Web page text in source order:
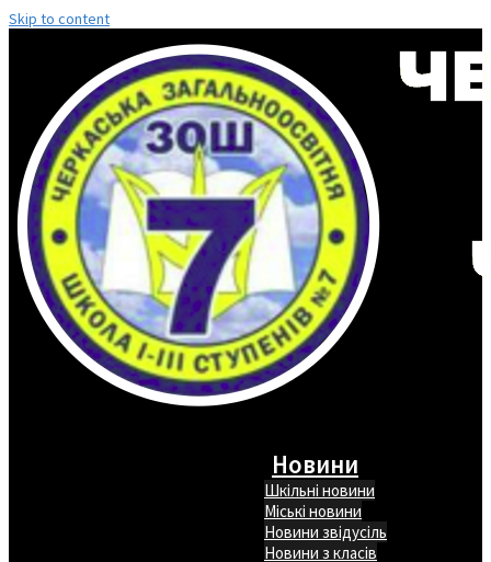
Skip to content
Новини
Шкільні новини
Міські новини
Новини звідусіль
Новини з класів